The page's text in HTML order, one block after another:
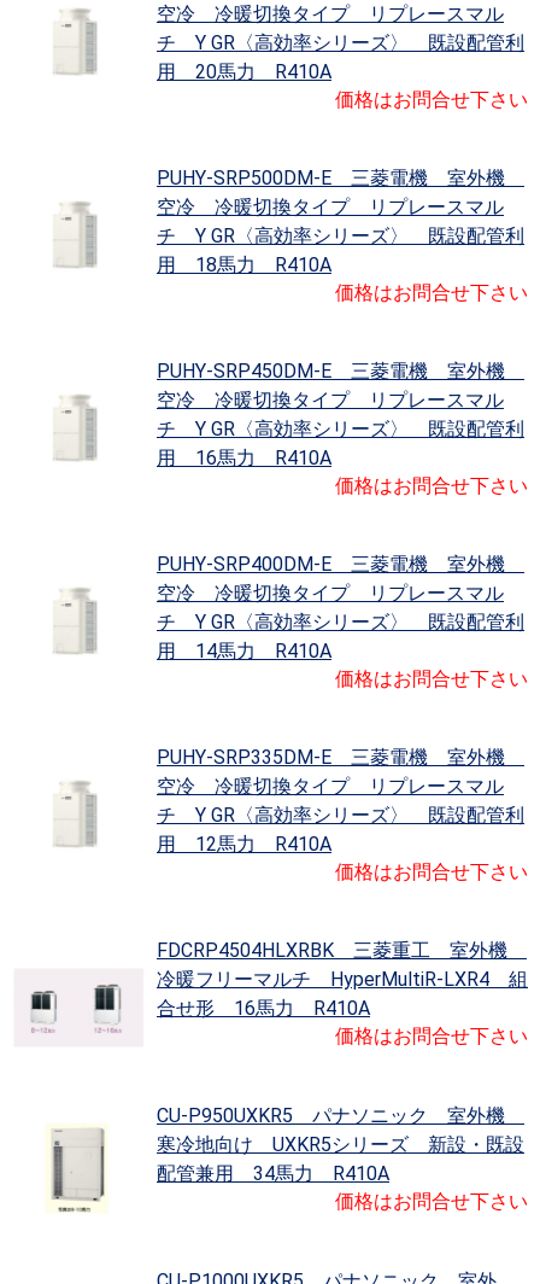
空冷 冷暖切換タイプ リプレースマル
チ Y GR〈高効率シリーズ〉 既設配管利
用 20馬力 R410A
価格はお問合せ下さい
PUHY-SRP500DM-E 三菱電機 室外機
空冷 冷暖切換タイプ リプレースマル
チ Y GR〈高効率シリーズ〉 既設配管利
用 18馬力 R410A
価格はお問合せ下さい
PUHY-SRP450DM-E 三菱電機 室外機
空冷 冷暖切換タイプ リプレースマル
チ Y GR〈高効率シリーズ〉 既設配管利
用 16馬力 R410A
価格はお問合せ下さい
PUHY-SRP400DM-E 三菱電機 室外機
空冷 冷暖切換タイプ リプレースマル
チ Y GR〈高効率シリーズ〉 既設配管利
用 14馬力 R410A
価格はお問合せ下さい
PUHY-SRP335DM-E 三菱電機 室外機
空冷 冷暖切換タイプ リプレースマル
チ Y GR〈高効率シリーズ〉 既設配管利
用 12馬力 R410A
価格はお問合せ下さい
FDCRP4504HLXRBK 三菱重工 室外機
冷暖フリーマルチ HyperMultiR-LXR4 組
合せ形 16馬力 R410A
価格はお問合せ下さい
CU-P950UXKR5 パナソニック 室外機
寒冷地向け UXKR5シリーズ 新設・既設
配管兼用 34馬力 R410A
価格はお問合せ下さい